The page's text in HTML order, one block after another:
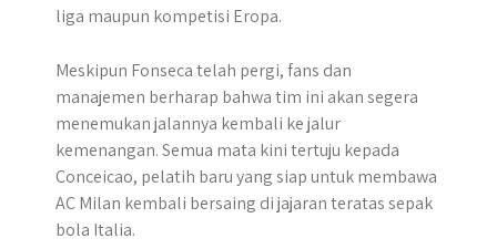
liga maupun kompetisi Eropa.
Meskipun Fonseca telah pergi, fans dan
manajemen berharap bahwa tim ini akan segera
menemukan jalannya kembali ke jalur
kemenangan. Semua mata kini tertuju kepada
Conceicao, pelatih baru yang siap untuk membawa
AC Milan kembali bersaing di jajaran teratas sepak
bola Italia.